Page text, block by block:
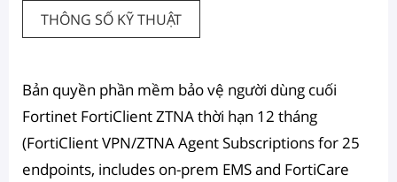
THÔNG SỐ KỸ THUẬT
Bản quyền phần mềm bảo vệ người dùng cuối
Fortinet FortiClient ZTNA thời hạn 12 tháng
(FortiClient VPN/ZTNA Agent Subscriptions for 25
endpoints, includes on-prem EMS and FortiCare